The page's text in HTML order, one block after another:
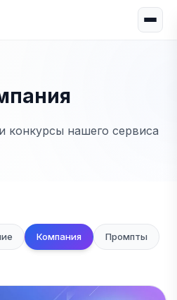
конкурсы нашего сервиса
Компания Промпты